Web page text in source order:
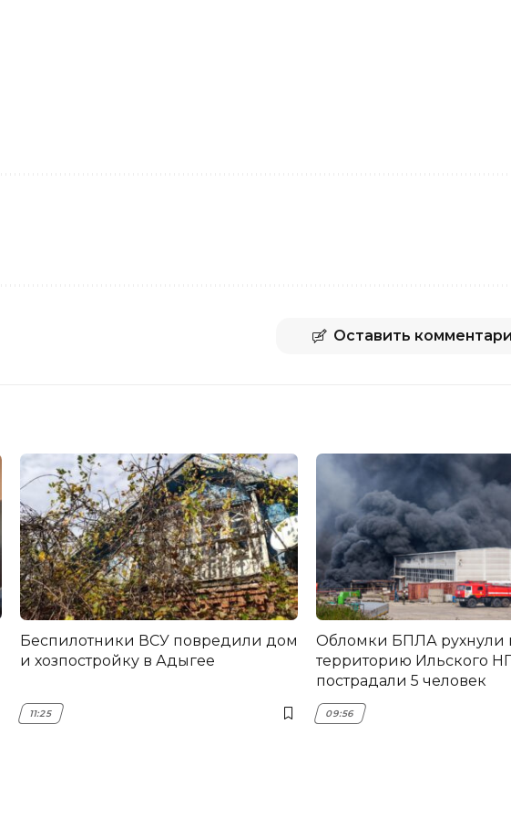
Оставить
Беспилотники ВСУ повредили дом
и хозпостройку в Адыгее
11:25
Обломки БПЛА рухнули
территорию Ильского
пострадали 5 человек
09:56